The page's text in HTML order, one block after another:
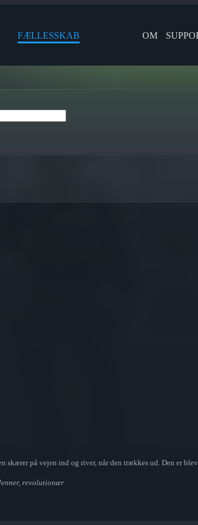
FÆLLESSKAB OM
skærer på vejen ind og river, når den trækkes ud. Den er
revolutionær